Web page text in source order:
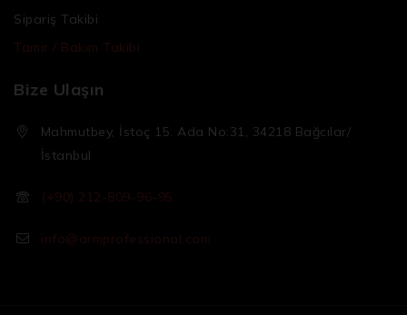
Sipariş Takibi
Tamir / Bakım Takibi
Bize Ulaşın
Mahmutbey, İstoç 15. Ada No:31, 34218 Bağcılar/
İstanbul
(+90) 212-809-96-95
info@armprofessional.com